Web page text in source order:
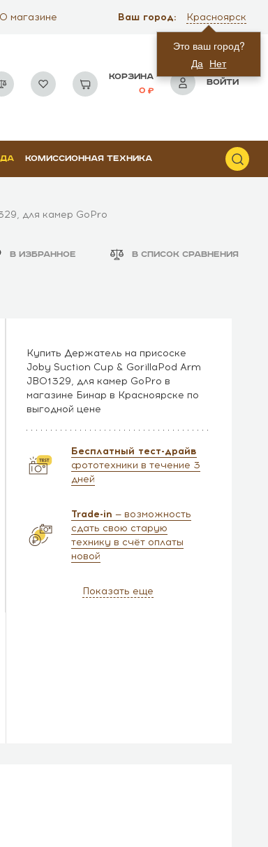
О магазине Ваш город:
Это ваш город?
Да Нет
Красноярск
КОРЗИНА
0
ВОЙТИ
КОМИССИОННАЯ ТЕХНИКА
для камер GoPro
В ИЗБРАННОЕ В СПИСОК СРАВНЕНИЯ
Купить Держатель на присоске
Joby Suction Сup & GorillaPod Arm
JB01329, для камер GoPro в
магазине Бинар в Красноярске по
выгодной цене
Бесплатный тест-драйв
фототехники в течение 3
дней
Trade-in — возможность
сдать свою старую
технику в счёт оплаты
новой
Показать еще